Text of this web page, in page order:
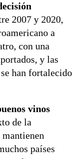
2007 y 2020,
a
con una
y las
han fortalecido
vinos
de la
países